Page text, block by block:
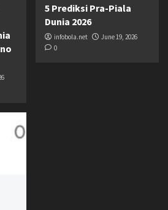
5 Prediksi Pra-Piala
Dunia 2026
infobola.net
June 19, 2026
0